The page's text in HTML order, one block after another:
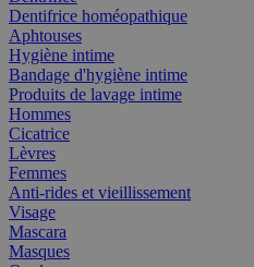
Dentifrice homéopathique
Aphtouses
Hygiène intime
Bandage d'hygiène intime
Produits de lavage intime
Hommes
Cicatrice
Lèvres
Femmes
Anti-rides et vieillissement
Visage
Mascara
Masques